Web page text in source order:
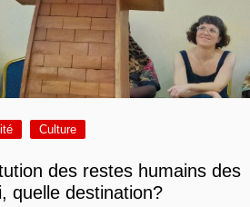
Culture
des restes humains des
quelle destination?